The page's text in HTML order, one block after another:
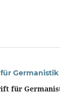
Germanistik
für